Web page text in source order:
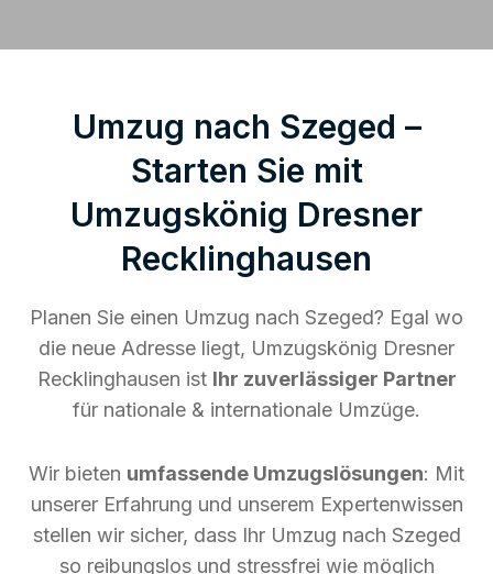
Umzug nach Szeged –
Starten Sie mit
Umzugskönig Dresner
Recklinghausen
Planen Sie einen Umzug nach Szeged? Egal wo
die neue Adresse liegt, Umzugskönig Dresner
Recklinghausen ist Ihr zuverlässiger Partner
für nationale & internationale Umzüge.
Wir bieten umfassende Umzugslösungen: Mit
unserer Erfahrung und unserem Expertenwissen
stellen wir sicher, dass Ihr Umzug nach Szeged
so reibungslos und stressfrei wie möglich